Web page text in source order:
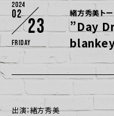
2024
02
23
Friday
緒方秀美トー
”Day
出演：緒方秀美